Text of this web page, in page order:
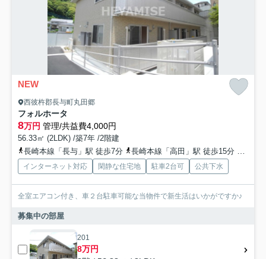
NEW
西彼杵郡長与町丸田郷
フォルホータ
8万円 管理/共益費4,000円
56.33㎡ (2LDK) /築7年 /2階建
長崎本線「長与」駅 徒歩7分
長崎本線「高田」駅 徒歩15分
インターネット対応 閑静な住宅地 駐車2台可 公共下水
全室エアコン付き、車２台駐車可能な当物件で新生活はいかがですか♪
募集中の部屋
201
8万円